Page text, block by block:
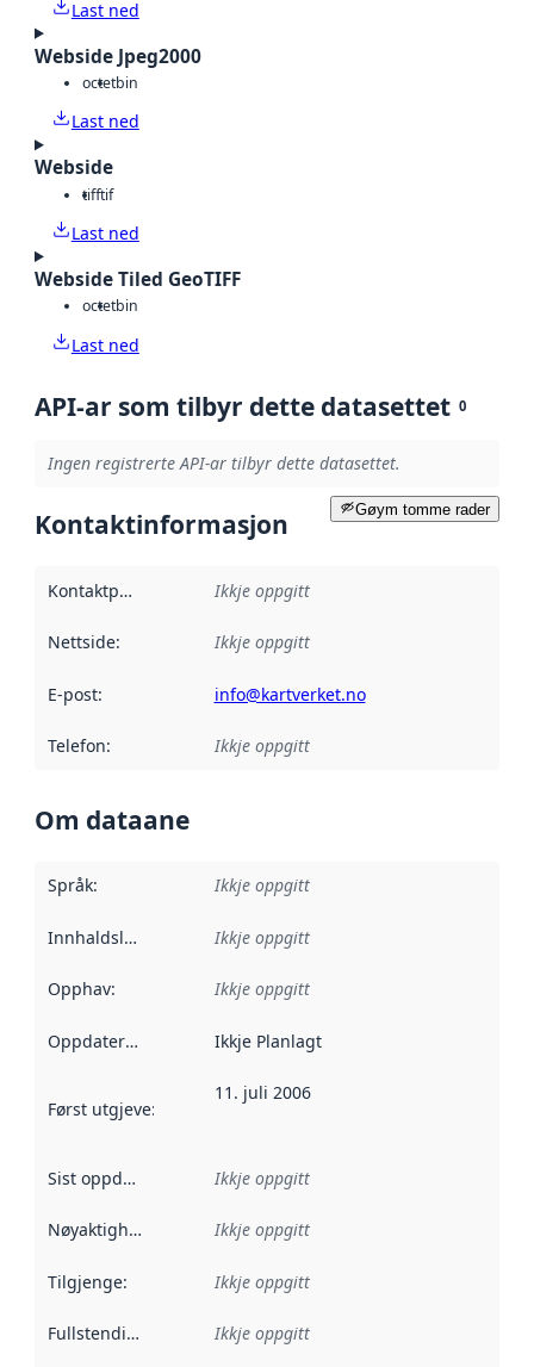
Last ned
Webside Jpeg2000
octetbin
Last ned
Webside
tifftif
Last ned
Webside Tiled GeoTIFF
octetbin
Last ned
API-ar som tilbyr dette datasettet 0
Ingen registrerte API-ar tilbyr dette datasettet.
Gøym tomme rader
Kontaktinformasjon
Kontaktpunkt Ikkje oppgitt
Nettside: Ikkje oppgitt
E-post: info@kartverket.no
Telefon: Ikkje oppgitt
Om dataane
Språk: Ikkje oppgitt
Innhaldsleverandørar :
Ikkje oppgitt
Opphav: Ikkje oppgitt
Oppdateringsfrekvens :
Ikkje Planlagt
Først utgjeve: Denne datoen seier når dataa i dette
11. juli 2006
Sist oppdatert Ikkje oppgitt
Nøyaktigheit Ikkje oppgitt
Tilgjenge: Ikkje oppgitt
Fullstendigheit Ikkje oppgitt